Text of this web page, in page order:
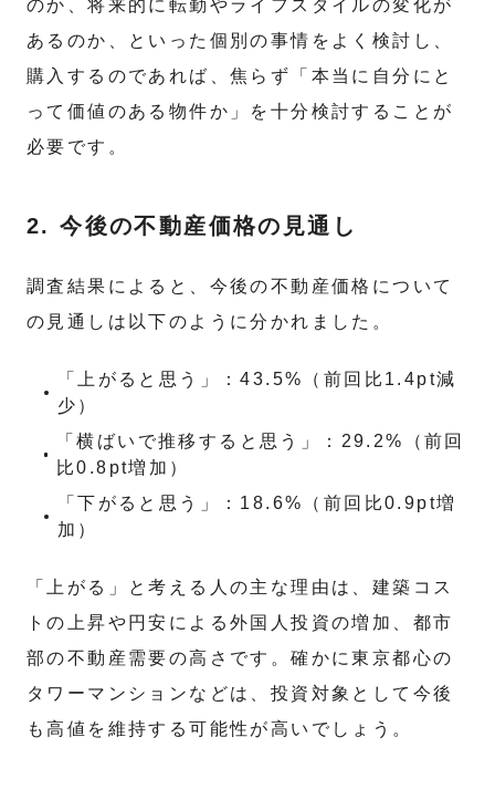
のか、将来的に転勤やライフスタイルの変化が
あるのか、といった個別の事情をよく検討し、
購入するのであれば、焦らず「本当に自分にと
って価値のある物件か」を十分検討することが
必要です。
2. 今後の不動産価格の見通し
調査結果によると、今後の不動産価格について
の見通しは以下のように分かれました。
「上がると思う」：43.5%（前回比1.4pt減
少）
「横ばいで推移すると思う」：29.2%（前回
比0.8pt増加）
「下がると思う」：18.6%（前回比0.9pt増
加）
「上がる」と考える人の主な理由は、建築コス
トの上昇や円安による外国人投資の増加、都市
部の不動産需要の高さです。確かに東京都心の
タワーマンションなどは、投資対象として今後
も高値を維持する可能性が高いでしょう。